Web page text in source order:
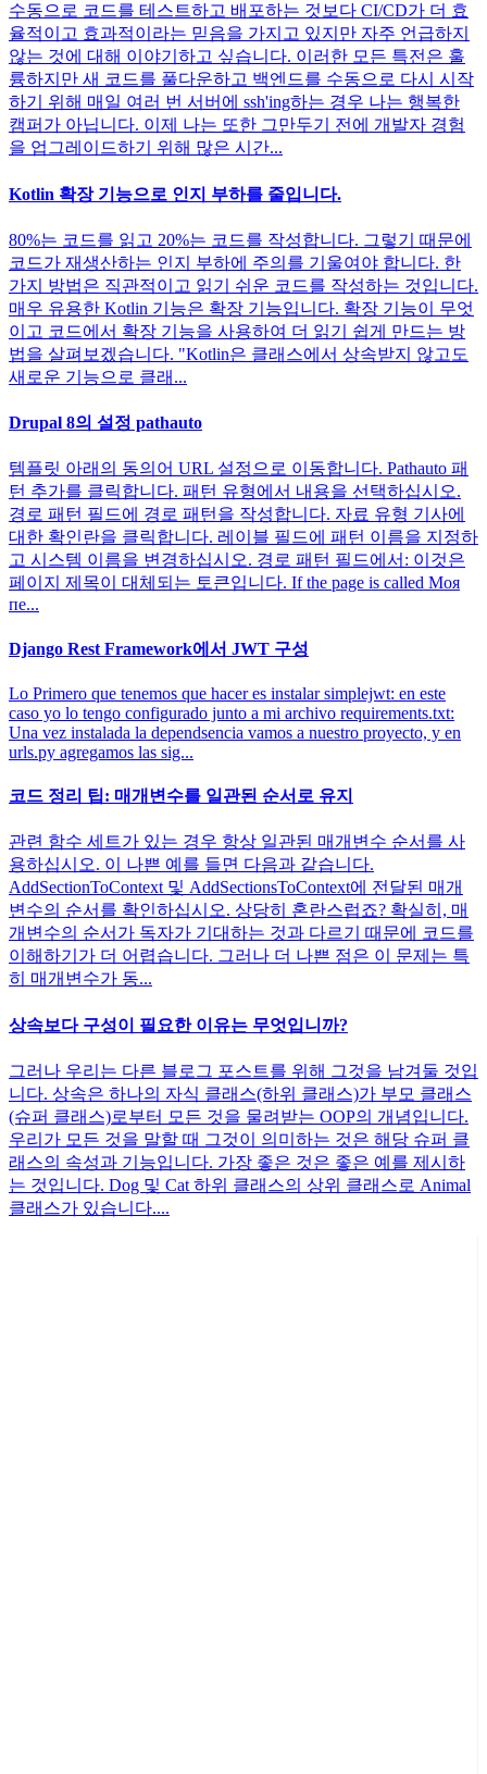
수동으로 코드를 테스트하고 배포하는 것보다 CI/CD가 더 효
율적이고 효과적이라는 믿음을 가지고 있지만 자주 언급하지
않는 것에 대해 이야기하고 싶습니다. 이러한 모든 특전은 훌
륭하지만 새 코드를 풀다운하고 백엔드를 수동으로 다시 시작
하기 위해 매일 여러 번 서버에 ssh'ing하는 경우 나는 행복한
캠퍼가 아닙니다. 이제 나는 또한 그만두기 전에 개발자 경험
을 업그레이드하기 위해 많은 시간...
Kotlin 확장 기능으로 인지 부하를 줄입니다.
80%는 코드를 읽고 20%는 코드를 작성합니다. 그렇기 때문에
코드가 재생산하는 인지 부하에 주의를 기울여야 합니다. 한
가지 방법은 직관적이고 읽기 쉬운 코드를 작성하는 것입니다.
매우 유용한 Kotlin 기능은 확장 기능입니다. 확장 기능이 무엇
이고 코드에서 확장 기능을 사용하여 더 읽기 쉽게 만드는 방
법을 살펴보겠습니다. "Kotlin은 클래스에서 상속받지 않고도
새로운 기능으로 클래...
Drupal 8의 설정 pathauto
템플릿 아래의 동의어 URL 설정으로 이동합니다. Pathauto 패
턴 추가를 클릭합니다. 패턴 유형에서 내용을 선택하십시오.
경로 패턴 필드에 경로 패턴을 작성합니다. 자료 유형 기사에
대한 확인란을 클릭합니다. 레이블 필드에 패턴 이름을 지정하
고 시스템 이름을 변경하십시오. 경로 패턴 필드에서: 이것은
페이지 제목이 대체되는 토큰입니다. If the page is called Моя
пе...
Django Rest Framework에서 JWT 구성
Lo Primero que tenemos que hacer es instalar simplejwt: en este
caso yo lo tengo configurado junto a mi archivo requirements.txt:
Una vez instalada la dependsencia vamos a nuestro proyecto, y en
urls.py agregamos las sig...
코드 정리 팁: 매개변수를 일관된 순서로 유지
관련 함수 세트가 있는 경우 항상 일관된 매개변수 순서를 사
용하십시오. 이 나쁜 예를 들면 다음과 같습니다.
AddSectionToContext 및 AddSectionsToContext에 전달된 매개
변수의 순서를 확인하십시오. 상당히 혼란스럽죠? 확실히, 매
개변수의 순서가 독자가 기대하는 것과 다르기 때문에 코드를
이해하기가 더 어렵습니다. 그러나 더 나쁜 점은 이 문제는 특
히 매개변수가 동...
상속보다 구성이 필요한 이유는 무엇입니까?
그러나 우리는 다른 블로그 포스트를 위해 그것을 남겨둘 것입
니다. 상속은 하나의 자식 클래스(하위 클래스)가 부모 클래스
(슈퍼 클래스)로부터 모든 것을 물려받는 OOP의 개념입니다.
우리가 모든 것을 말할 때 그것이 의미하는 것은 해당 슈퍼 클
래스의 속성과 기능입니다. 가장 좋은 것은 좋은 예를 제시하
는 것입니다. Dog 및 Cat 하위 클래스의 상위 클래스로 Animal
클래스가 있습니다....